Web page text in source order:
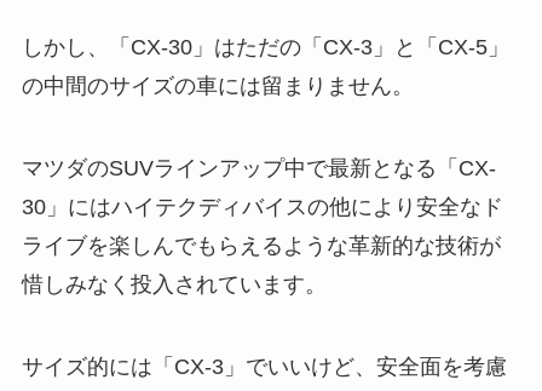
しかし、「CX-30」はただの「CX-3」と「CX-5」
の中間のサイズの車には留まりません。
マツダのSUVラインアップ中で最新となる「CX-
30」にはハイテクディバイスの他により安全なド
ライブを楽しんでもらえるような革新的な技術が
惜しみなく投入されています。
サイズ的には「CX-3」でいいけど、安全面を考慮